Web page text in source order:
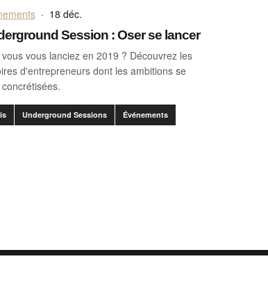
· 18 déc.
Session : Oser se lancer
vous vous lanciez en 2019 ? Découvrez les
d'entrepreneurs dont les ambitions se
Underground Sessions Événements
translation]translation]